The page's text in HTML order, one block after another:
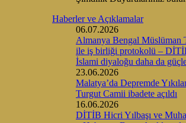
Haberler ve Açıklamalar
06.07.2026
Almanya Bengal
ile iş birliği protokolü –
İslami diyaloğu daha da
23.06.2026
Malatya’da Depremde
Turgut Camii ibadete açıldı
16.06.2026
DİTİB Hicri Yılbaşı ve